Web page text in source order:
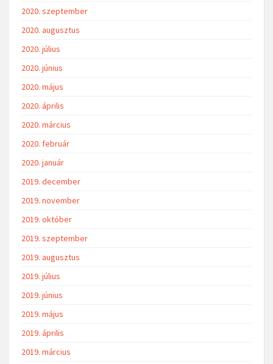
2020. szeptember
2020. augusztus
2020. július
2020. június
2020. május
2020. április
2020. március
2020. február
2020. január
2019. december
2019. november
2019. október
2019. szeptember
2019. augusztus
2019. július
2019. június
2019. május
2019. április
2019. március